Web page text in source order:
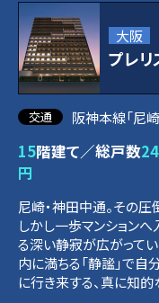
大阪
プレ
阪神本線「尼
15階建て／総戸数
円
尼崎・神田中通。その
しかし一歩マンション
る深い静寂が広がってい
内に満ちる「静謐」で
に行き来する、真に知